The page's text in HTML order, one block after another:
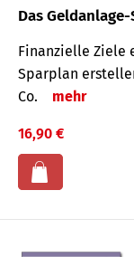
Das Geldanlage-
Finanzielle Ziele
Sparplan
Co.
mehr
16,90 €